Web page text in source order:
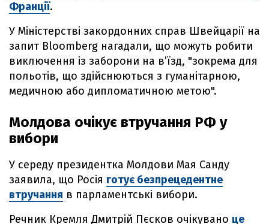
Франції.
У Міністерстві закордонних справ Швейцарії на
запит Bloomberg нагадали, що можуть робити
виключення із заборони на вʼїзд, "зокрема для
польотів, що здійснюються з гуманітарною,
медичною або дипломатичною метою".
Молдова очікує втручання РФ у
вибори
У середу президентка Молдови Мая Санду
заявила, що Росія готує безпрецедентне
втручання в парламентські вибори.
Речник Кремля Дмитрій Пєсков очікувано це